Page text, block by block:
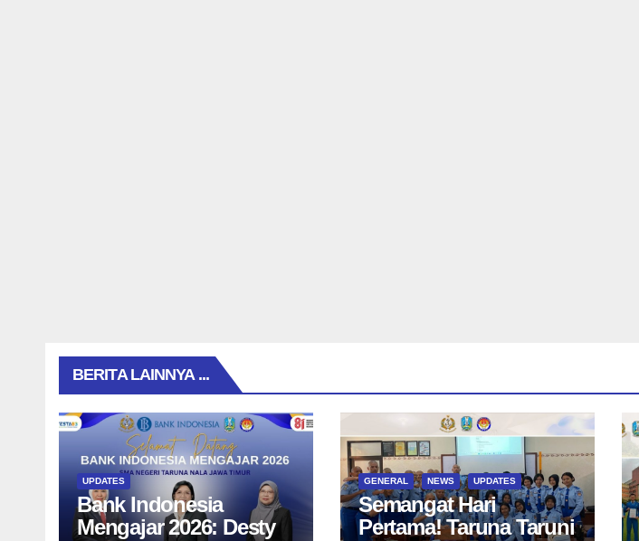
BERITA LAINNYA ...
UPDATES
Bank Indonesia
Mengajar 2026: Desty
GENERAL NEWS UPDATES
Semangat Hari
Pertama! Taruna Taruni